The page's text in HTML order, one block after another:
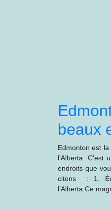
beaux
Edmonton est
l’Alberta.
endroits que
citons : 1.
l’Alberta Ce